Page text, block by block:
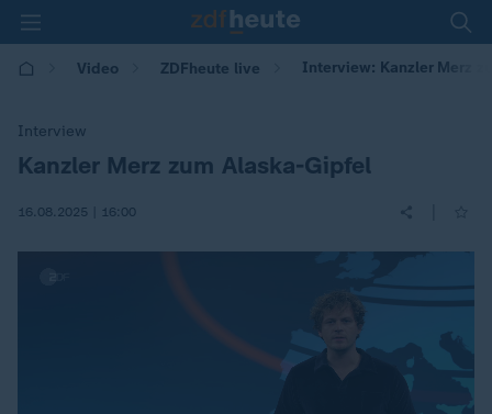
Video ZDFheute live Interview: Kanzler Merz
Interview
:Kanzler Merz zum Alaska-Gipfel
16.08.2025 | 16:00